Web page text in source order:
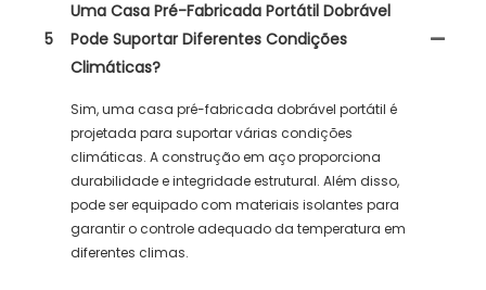
5
Uma Casa Pré-Fabricada Portátil Dobrável
Pode Suportar Diferentes Condições
Climáticas?
Sim, uma casa pré-fabricada dobrável portátil é
projetada para suportar várias condições
climáticas. A construção em aço proporciona
durabilidade e integridade estrutural. Além disso,
pode ser equipado com materiais isolantes para
garantir o controle adequado da temperatura em
diferentes climas.